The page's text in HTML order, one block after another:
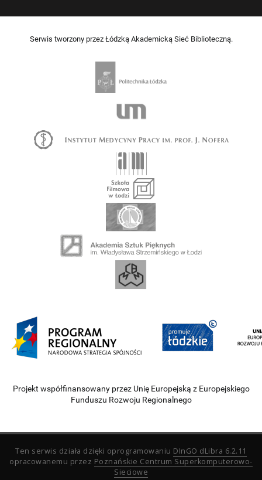
Serwis tworzony przez Łódzką Akademicką Sieć Biblioteczną.
Projekt współfinansowany przez Unię Europejską z Europejskiego
Funduszu Rozwoju Regionalnego
Ten serwis działa dzięki oprogramowaniu DInGO dLibra 6.2.11
opracowanemu przez Poznańskie Centrum Superkomputerowo-
Sieciowe